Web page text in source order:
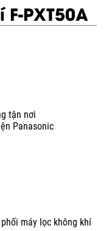
PXT50A
tận nơi
Panasonic
máy lọc không khí